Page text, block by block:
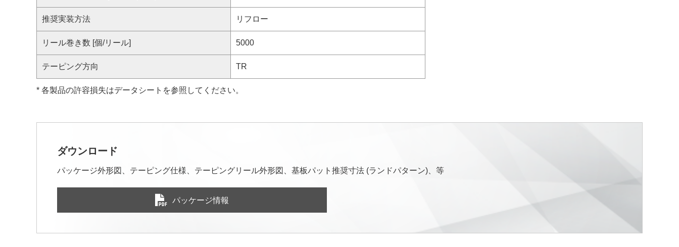
推奨実装方法 リフロー
リール巻き数 [個/リール] 5000
テーピング方向 TR
* 各製品の許容損失はデータシートを参照してください。
ダウンロード
パッケージ外形図、テーピング仕様、テーピングリール外形図、基板パット推奨寸法 (ランドパターン)、等
パッケージ情報